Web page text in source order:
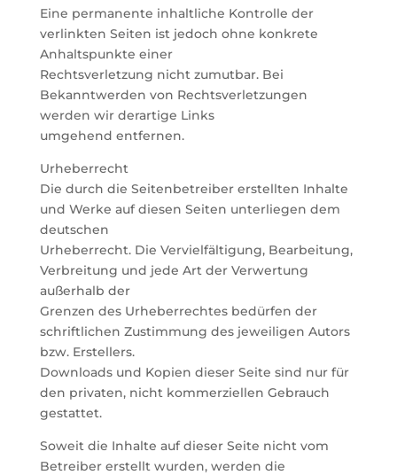
Eine permanente inhaltliche Kontrolle der
verlinkten Seiten ist jedoch ohne konkrete
Anhaltspunkte einer
Rechtsverletzung nicht zumutbar. Bei
Bekanntwerden von Rechtsverletzungen
werden wir derartige Links
umgehend entfernen.
Urheberrecht
Die durch die Seitenbetreiber erstellten Inhalte
und Werke auf diesen Seiten unterliegen dem
deutschen
Urheberrecht. Die Vervielfältigung, Bearbeitung,
Verbreitung und jede Art der Verwertung
außerhalb der
Grenzen des Urheberrechtes bedürfen der
schriftlichen Zustimmung des jeweiligen Autors
bzw. Erstellers.
Downloads und Kopien dieser Seite sind nur für
den privaten, nicht kommerziellen Gebrauch
gestattet.
Soweit die Inhalte auf dieser Seite nicht vom
Betreiber erstellt wurden, werden die